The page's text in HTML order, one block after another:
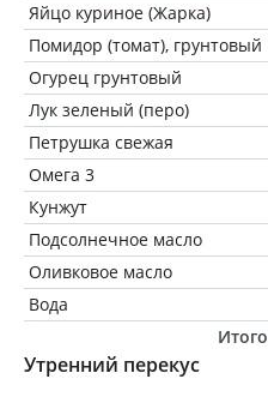
Яйцо куриное (Жарка)
Помидор (томат), грунтовый
Огурец грунтовый
Лук зеленый (перо)
Петрушка свежая
Омега 3
Кунжут
Подсолнечное масло
Оливковое масло
Вода
Итого
Утренний перекус